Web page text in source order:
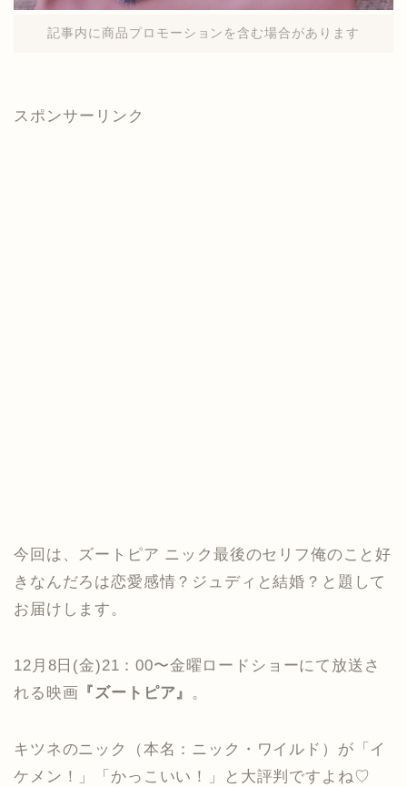
記事内に商品プロモーションを含む場合があります
スポンサーリンク
今回は、ズートピア ニック最後のセリフ俺のこと好
きなんだろは恋愛感情？ジュディと結婚？と題して
お届けします。
12月8日(金)21：00〜金曜ロードショーにて放送さ
れる映画 『ズートピア』 。
キツネのニック（本名：ニック・ワイルド）が「イ
ケメン！」「かっこいい！」と大評判ですよね♡